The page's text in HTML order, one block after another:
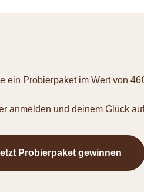
ein Probierpaket im Wert von
anmelden und deinem Glück
Probierpaket gewinnen